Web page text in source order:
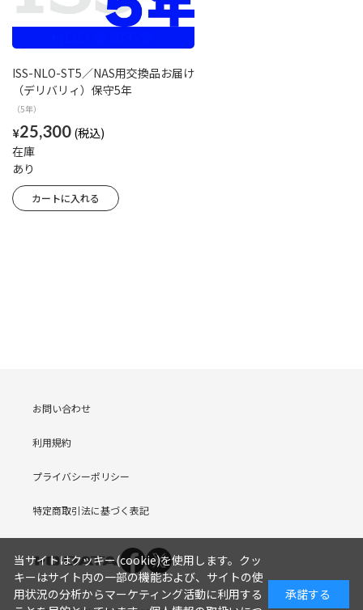
ISS-NLO-ST5／NAS用交換品お届け
（デリバリィ）保守5年
（5年）
¥25,300
在庫
あり
お問い合わせ
利用規約
プライバシーポリシー
特定商取引法に基づく表記
当サイトはクッキー(cookie)を使用します。クッ
キーはサイト内の一部の機能および、サイトの使
用状況の分析からマーケティング活動に利用する
承諾する